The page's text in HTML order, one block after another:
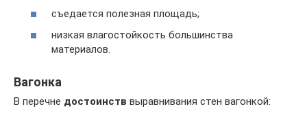
съедается полезная площадь;
низкая влагостойкость большинства
материалов.
Вагонка
В перечне достоинств выравнивания стен вагонкой: